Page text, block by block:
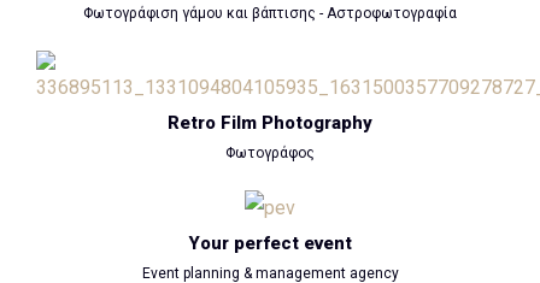
Φωτογράφιση γάμου και βάπτισης - Αστροφωτογραφία
Retro Film Photography
Φωτογράφος
Your perfect event
Event planning & management agency